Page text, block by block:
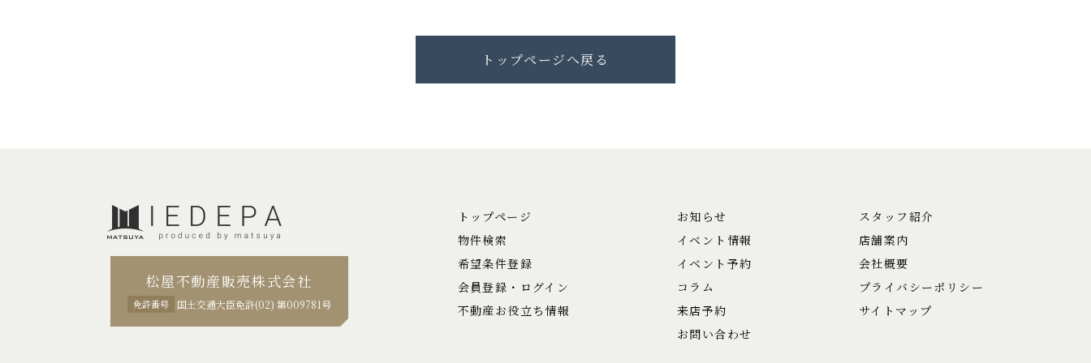
トップページへ戻る
松屋不動産販売株式会社
免許番号 国土交通大臣免許(02) 第009781号
トップページ
物件検索
希望条件登録
会員登録・ログイン
不動産お役立ち情報
お知らせ
イベント情報
イベント予約
コラム
来店予約
お問い合わせ
スタッフ紹介
店舗案内
会社概要
プライバシーポリシー
サイトマップ